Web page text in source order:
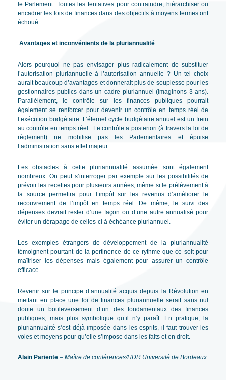
le Parlement. Toutes les tentatives pour contraindre, hiérarchiser ou
encadrer les lois de finances dans des objectifs à moyens termes ont
échoué.
Avantages et inconvénients de la pluriannualité
Alors pourquoi ne pas envisager plus radicalement de substituer
l’autorisation pluriannuelle à l’autorisation annuelle ? Un tel choix
aurait beaucoup d’avantages et donnerait plus de souplesse pour les
gestionnaires publics dans un cadre pluriannuel (imaginons 3 ans).
Parallèlement, le contrôle sur les finances publiques pourrait
également se renforcer pour devenir un contrôle en temps réel de
l’exécution budgétaire. L’éternel cycle budgétaire annuel est un frein
au contrôle en temps réel. Le contrôle a posteriori (à travers la loi de
règlement) ne mobilise pas les Parlementaires et épuise
l’administration sans effet majeur.
Les obstacles à cette pluriannualité assumée sont également
nombreux. On peut s’interroger par exemple sur les possibilités de
prévoir les recettes pour plusieurs années, même si le prélèvement à
la source permettra pour l’impôt sur les revenus d’améliorer le
recouvrement de l’impôt en temps réel. De même, le suivi des
dépenses devrait rester d’une façon ou d’une autre annualisé pour
éviter un dérapage de celles-ci à échéance pluriannuel.
Les exemples étrangers de développement de la pluriannualité
témoignent pourtant de la pertinence de ce rythme que ce soit pour
maîtriser les dépenses mais également pour assurer un contrôle
efficace.
Revenir sur le principe d’annualité acquis depuis la Révolution en
mettant en place une loi de finances pluriannuelle serait sans nul
doute un bouleversement d’un des fondamentaux des finances
publiques, mais plus symbolique qu’il n’y paraît. En pratique, la
pluriannualité s’est déjà imposée dans les esprits, il faut trouver les
voies et moyens pour qu’elle s’impose dans les faits et en droit.
Alain Pariente– Maître de conférences/HDR Université de Bordeaux